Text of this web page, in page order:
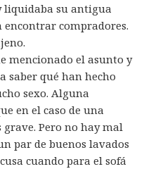
liquidaba su antigua
encontrar compradores.
mencionado el asunto y
saber qué han hecho
sexo. Alguna
en el caso de una
Pero no hay mal
par de buenos lavados
cuando para el sofá